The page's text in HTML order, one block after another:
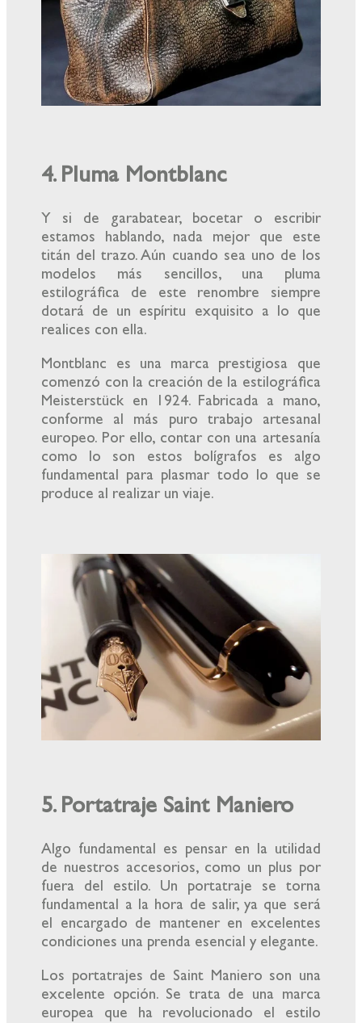
4. Pluma Montblanc
Y si de garabatear, bocetar o escribir
estamos hablando, nada mejor que este
titán del trazo. Aún cuando sea uno de los
modelos más sencillos, una pluma
estilográfica de este renombre siempre
dotará de un espíritu exquisito a lo que
realices con ella.
Montblanc es una marca prestigiosa que
comenzó con la creación de la estilográfica
Meisterstück en 1924. Fabricada a mano,
conforme al más puro trabajo artesanal
europeo. Por ello, contar con una artesanía
como lo son estos bolígrafos es algo
fundamental para plasmar todo lo que se
produce al realizar un viaje.
5. Portatraje Saint Maniero
Algo fundamental es pensar en la utilidad
de nuestros accesorios, como un plus por
fuera del estilo. Un portatraje se torna
fundamental a la hora de salir, ya que será
el encargado de mantener en excelentes
condiciones una prenda esencial y elegante.
Los portatrajes de Saint Maniero son una
excelente opción. Se trata de una marca
europea que ha revolucionado el estilo